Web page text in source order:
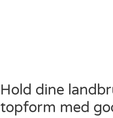
Hold dine
topform med